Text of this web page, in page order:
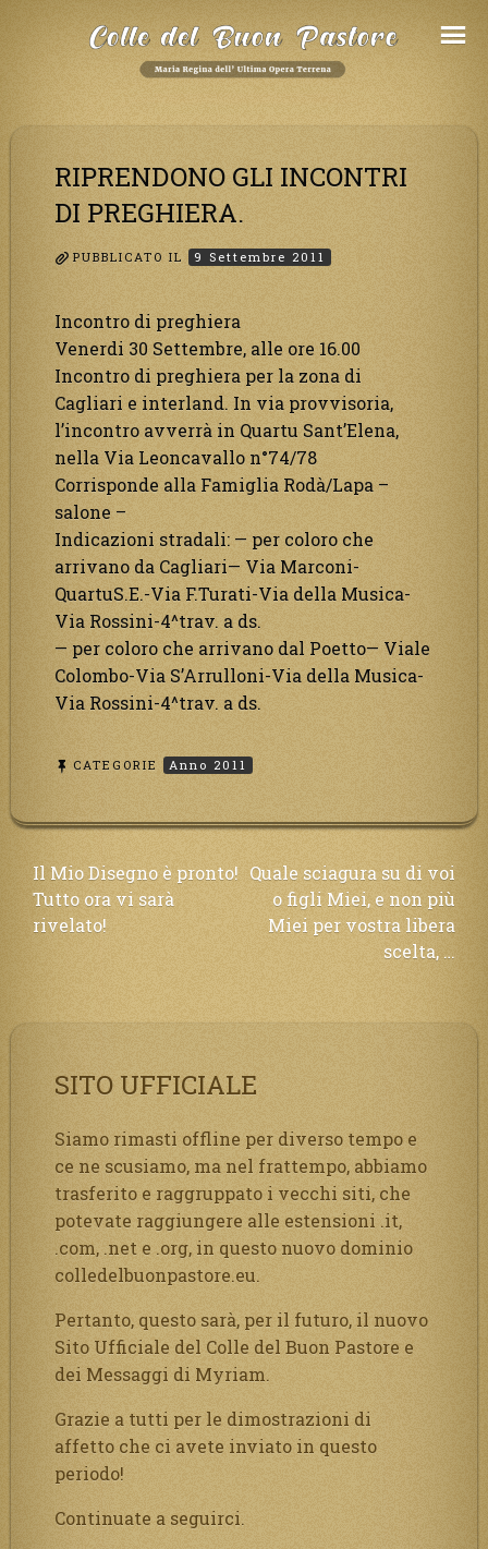
RIPRENDONO GLI INCONTRI
DI PREGHIERA.
PUBBLICATO IL 9 Settembre 2011
Incontro di preghiera
Venerdi 30 Settembre, alle ore 16.00
Incontro di preghiera per la zona di
Cagliari e interland. In via provvisoria,
l’incontro avverrà in Quartu Sant’Elena,
nella Via Leoncavallo n°74/78
Corrisponde alla Famiglia Rodà/Lapa –
salone –
Indicazioni stradali: — per coloro che
arrivano da Cagliari— Via Marconi-
QuartuS.E.-Via F.Turati-Via della Musica-
Via Rossini-4^trav. a ds.
— per coloro che arrivano dal Poetto— Viale
Colombo-Via S’Arrulloni-Via della Musica-
Via Rossini-4^trav. a ds.
CATEGORIE Anno 2011
Navigazione
articoli
Il Mio Disegno è pronto!
Tutto ora vi sarà
rivelato!
Quale sciagura su di voi
o figli Miei, e non più
Miei per vostra libera
scelta, …
SITO UFFICIALE
Siamo rimasti offline per diverso tempo e
ce ne scusiamo, ma nel frattempo, abbiamo
trasferito e raggruppato i vecchi siti, che
potevate raggiungere alle estensioni .it,
.com, .net e .org, in questo nuovo dominio
colledelbuonpastore.eu.
Pertanto, questo sarà, per il futuro, il nuovo
Sito Ufficiale del Colle del Buon Pastore e
dei Messaggi di Myriam.
Grazie a tutti per le dimostrazioni di
affetto che ci avete inviato in questo
periodo!
Continuate a seguirci.